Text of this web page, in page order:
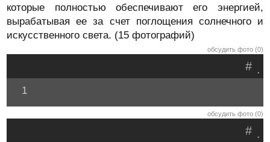
которые полностью обеспечивают его энергией,
вырабатывая ее за счет поглощения солнечного и
искусственного света. (15 фотографий)
обсудить фото (0)
.
#
1
обсудить фото (0)
.
#